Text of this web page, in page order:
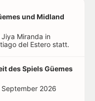
und Midland
Miranda in
del Estero statt.
des Spiels Güemes
September 2026